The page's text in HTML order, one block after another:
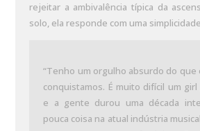
rejeitar a ambivalência típica da
solo, ela responde com uma
“Tenho um orgulho absurdo do que
conquistamos. É muito difícil um
e a gente durou uma década
pouca coisa na atual indústria